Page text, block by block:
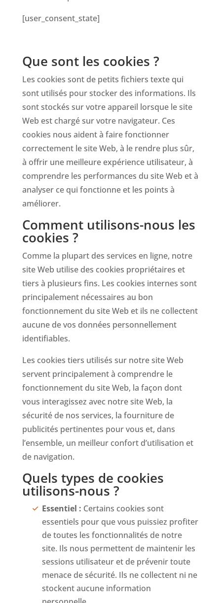
[user_consent_state]
Que sont les cookies ?
Les cookies sont de petits fichiers texte qui
sont utilisés pour stocker des informations. Ils
sont stockés sur votre appareil lorsque le site
Web est chargé sur votre navigateur. Ces
cookies nous aident à faire fonctionner
correctement le site Web, à le rendre plus sûr,
à offrir une meilleure expérience utilisateur, à
comprendre les performances du site Web et à
analyser ce qui fonctionne et les points à
améliorer.
Comment utilisons-nous les
cookies ?
Comme la plupart des services en ligne, notre
site Web utilise des cookies propriétaires et
tiers à plusieurs fins. Les cookies internes sont
principalement nécessaires au bon
fonctionnement du site Web et ils ne collectent
aucune de vos données personnellement
identifiables.
Les cookies tiers utilisés sur notre site Web
servent principalement à comprendre le
fonctionnement du site Web, la façon dont
vous interagissez avec notre site Web, la
sécurité de nos services, la fourniture de
publicités pertinentes pour vous et, dans
l’ensemble, un meilleur confort d’utilisation et
de navigation.
Quels types de cookies
utilisons-nous ?
Essentiel : Certains cookies sont
essentiels pour que vous puissiez profiter
de toutes les fonctionnalités de notre
site. Ils nous permettent de maintenir les
sessions utilisateur et de prévenir toute
menace de sécurité. Ils ne collectent ni ne
stockent aucune information